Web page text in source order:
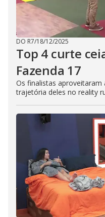
DO R7/18/12/2025
Top 4 curte
Fazenda 17
Os finalistas aproveitaram
trajetória deles no reality